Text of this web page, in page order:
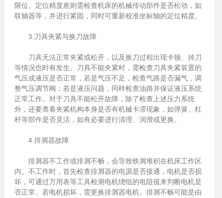
限位。定位精度差则需检查机床的机械传动部件是否松动，如
联轴器等，并进行紧固，同时可重新校准坐标轴的定位精度。
3.刀具夹紧与换刀故障
刀具无法正常夹紧或松开，以及换刀过程出现卡顿、掉刀
等情况也时有发生。刀具不能夹紧时，需检查刀具夹紧装置的
气压或液压是否正常，若是气压不足，检查气路是否漏气，调
整气压调节阀；若是液压问题，同样检查油路并保证液压系统
正常工作。对于刀具不能松开故障，除了检查上述压力系统
外，还要查看夹紧机构本身是否有机械卡滞现象，如弹簧、杠
杆等部件是否灵活，如有必要进行清理、润滑或更换。
4.排屑器故障
排屑器不工作或排屑不畅，会导致铁屑堆积在机床工作区
内。不工作时，首先检查排屑器的电源是否接通，电机是否损
坏，可通过万用表等工具检测电机绕组的电阻值来判断电机是
否正常。若电机损坏，需更换排屑器电机。排屑不畅可能是由